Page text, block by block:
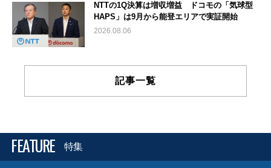
NTTの1Q決算は増収増益 ドコモの「気球型
HAPS」は9月から能登エリアで実証開始
2026.08.06
記事一覧
FEATURE 特集